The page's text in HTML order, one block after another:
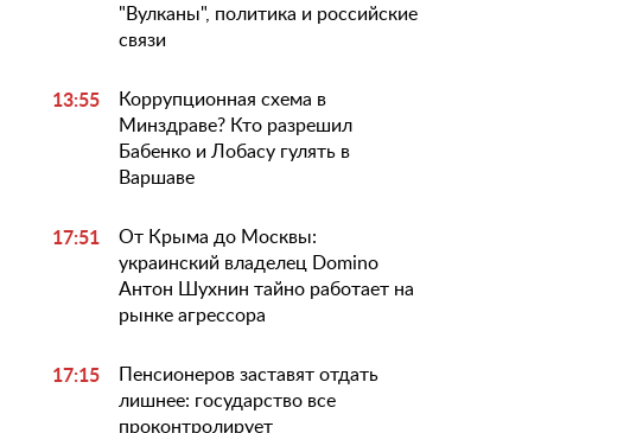
"Вулканы", политика и российские
связи
13:55
Коррупционная схема в
Минздраве? Кто разрешил
Бабенко и Лобасу гулять в
Варшаве
17:51
От Крыма до Москвы:
украинский владелец Domino
Антон Шухнин тайно работает на
рынке агрессора
17:15
Пенсионеров заставят отдать
лишнее: государство все
проконтролирует